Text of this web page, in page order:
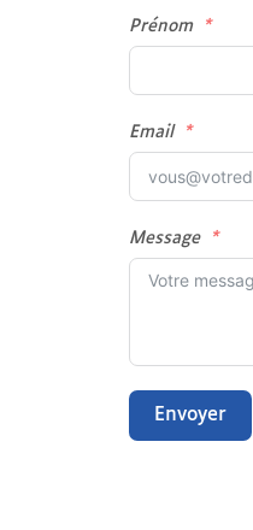
Prénom
Email
Message
Envoyer